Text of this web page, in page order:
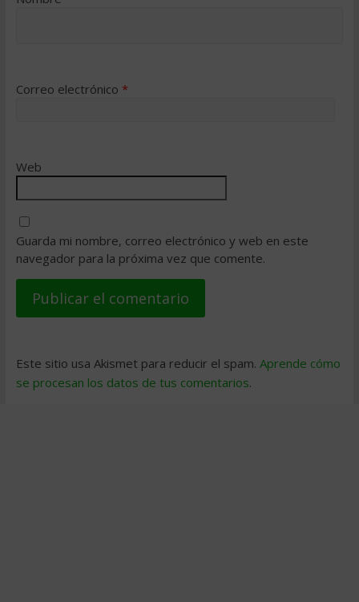
Correo electrónico *
Web
Guarda mi nombre, correo electrónico y web en este
navegador para la próxima vez que comente.
Este sitio usa Akismet para reducir el spam. Aprende cómo
se procesan los datos de tus comentarios.